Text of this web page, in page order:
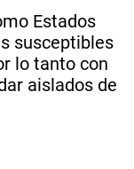
Estados
susceptibles
lo tanto con
aislados de